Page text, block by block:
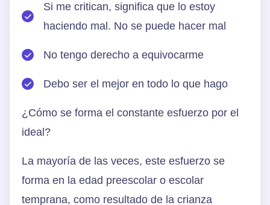
Si me critican, significa que lo estoy
haciendo mal. No se puede hacer mal
No tengo derecho a equivocarme
Debo ser el mejor en todo lo que hago
¿Cómo se forma el constante esfuerzo por el
ideal?
La mayoría de las veces, este esfuerzo se
forma en la edad preescolar o escolar
temprana, como resultado de la crianza